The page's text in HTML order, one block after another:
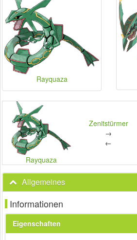
Rayquaza
Rayquaza
Zenitstürmer
→
←
Allgemeines
Informationen
Eigenschaften